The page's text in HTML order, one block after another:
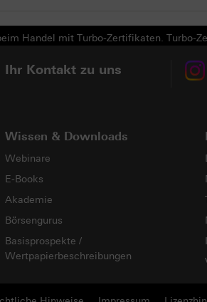
Handel mit Turbo-Zertifikaten.
Ihr Kontakt zu uns
Wissen & Downloads
Webinare
E-Books
Akademie
Börsengurus
Basisprospekte /
Wertpapierbeschreibungen